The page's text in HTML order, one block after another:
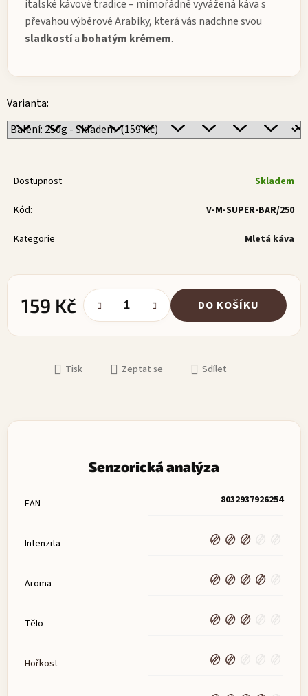
italské kávové tradice – mimořádně vyvážená káva s
převahou výběrové Arabiky, která vás nadchne svou
sladkostía bohatým krémem.
Varianta:
Dostupnost Skladem
Kód: V-M-SUPER-BAR/250
Kategorie Mletá káva
159 Kč DO KOŠÍKU
Tisk Zeptat se Sdílet
Senzorická analýza
EAN 8032937926254
Intenzita
Aroma
Tělo
Hořkost